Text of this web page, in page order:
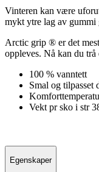
Vinteren kan være
mykt ytre lag av gummi
Arctic grip ® er det
oppleves. Nå kan du trå
100 % vanntett
Smal og tilpasset
Vekt pr sko i str
Egenskaper